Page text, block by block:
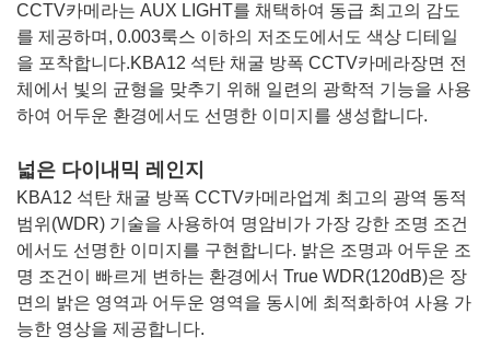
CCTV카메라는 AUX LIGHT를 채택하여 동급 최고의 감도
를 제공하며, 0.003룩스 이하의 저조도에서도 색상 디테일
을 포착합니다.KBA12 석탄 채굴 방폭 CCTV카메라장면 전
체에서 빛의 균형을 맞추기 위해 일련의 광학적 기능을 사용
하여 어두운 환경에서도 선명한 이미지를 생성합니다.
넓은 다이내믹 레인지
KBA12 석탄 채굴 방폭 CCTV카메라업계 최고의 광역 동적
범위(WDR) 기술을 사용하여 명암비가 가장 강한 조명 조건
에서도 선명한 이미지를 구현합니다. 밝은 조명과 어두운 조
명 조건이 빠르게 변하는 환경에서 True WDR(120dB)은 장
면의 밝은 영역과 어두운 영역을 동시에 최적화하여 사용 가
능한 영상을 제공합니다.